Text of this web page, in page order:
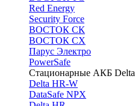
Red Energy
Security Force
ВОСТОК СК
ВОСТОК СХ
Парус Электро
PowerSafe
Стационарные АКБ Delta
Delta HR-W
DataSafe NPX